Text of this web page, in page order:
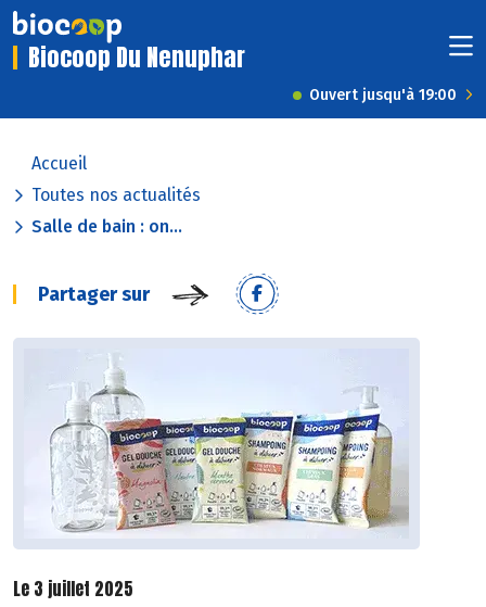
Biocoop Du Nenuphar
Ouvert jusqu'à 19:00
Accueil
Toutes nos actualités
Salle de bain : on...
Partager sur
Le 3 juillet 2025